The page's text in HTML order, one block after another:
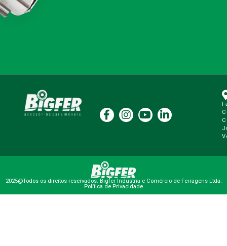
2025@Todos os direitos reservados. Bigfer Industria e Comércio de Ferragens Ltda.
Política de Privacidade